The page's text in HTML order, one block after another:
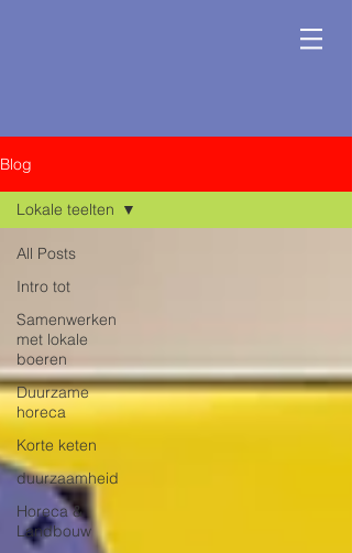
Blog
All Posts
Intro tot
Samenwerken
met lokale
boeren
Duurzame
horeca
Korte keten
duurzaamheid
Horeca &
Landbouw
Lokale teelten